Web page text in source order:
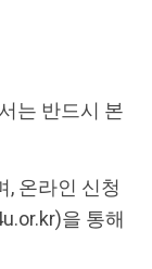
는 반드시 본
, 온라인 신청
)을 통해